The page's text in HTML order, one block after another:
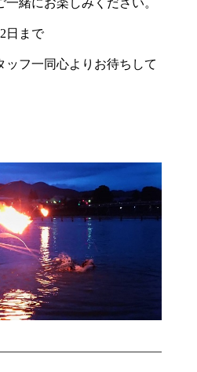
緒にお楽しみください。
日まで
ッフ一同心よりお待ちして